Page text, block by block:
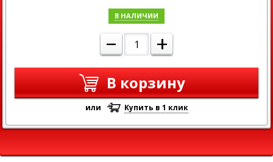
В НАЛИЧИИ
– +
В корзину
или Купить в 1 клик